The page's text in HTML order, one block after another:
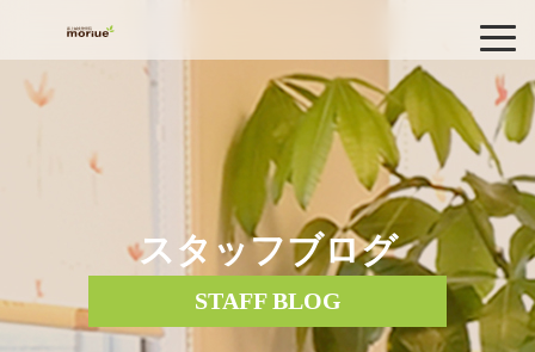
スタッフブログ
STAFF BLOG